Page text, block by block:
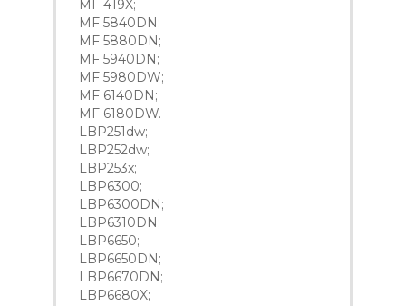
MF 419X;
MF 5840DN;
MF 5880DN;
MF 5940DN;
MF 5980DW;
MF 6140DN;
MF 6180DW.
LBP251dw;
LBP252dw;
LBP253x;
LBP6300;
LBP6300DN;
LBP6310DN;
LBP6650;
LBP6650DN;
LBP6670DN;
LBP6680X;